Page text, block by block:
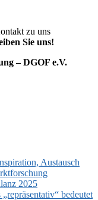
zu uns
Sie uns!
– DGOF e.V.
Austausch
2025
bedeutet